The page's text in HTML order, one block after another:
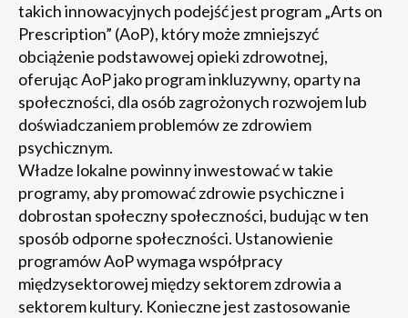
takich innowacyjnych podejść jest program „Arts on
Prescription” (AoP), który może zmniejszyć
obciążenie podstawowej opieki zdrowotnej,
oferując AoP jako program inkluzywny, oparty na
społeczności, dla osób zagrożonych rozwojem lub
doświadczaniem problemów ze zdrowiem
psychicznym.
Władze lokalne powinny inwestować w takie
programy, aby promować zdrowie psychiczne i
dobrostan społeczny społeczności, budując w ten
sposób odporne społeczności. Ustanowienie
programów AoP wymaga współpracy
międzysektorowej między sektorem zdrowia a
sektorem kultury. Konieczne jest zastosowanie